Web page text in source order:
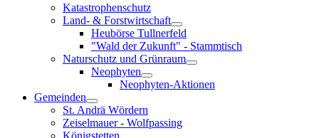
Katastrophenschutz
Land- & Forstwirtschaft
Heubörse Tullnerfeld
"Wald der Zukunft" - Stammtisch
Naturschutz und Grünraum
Neophyten
Neophyten-Aktionen
Gemeinden
St. Andrä Wördern
Zeiselmauer - Wolfpassing
Königstetten